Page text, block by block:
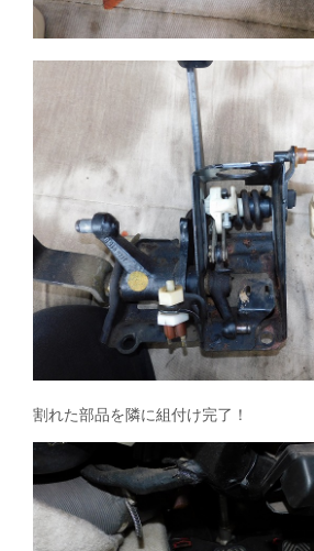
割れた部品を隣に組付け完了！